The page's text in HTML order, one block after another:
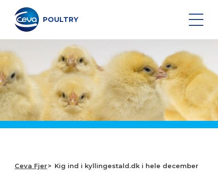
indhold
POULTRY
Search on the site
SYGDOMME HOS FJERKRÆ
Ceva Fjer Kig ind i kyllingestald.dk i hele december